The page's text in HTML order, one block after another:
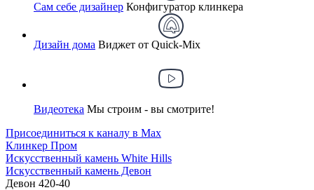
Сам себе дизайнер Конфигуратор клинкера
Дизайн дома Виджет от Quick-Mix
Видеотека Мы строим - вы смотрите!
Присоединиться к каналу в Max
Клинкер Пром
Искусственный камень White Hills
Искусственный камень Девон
Девон 420-40